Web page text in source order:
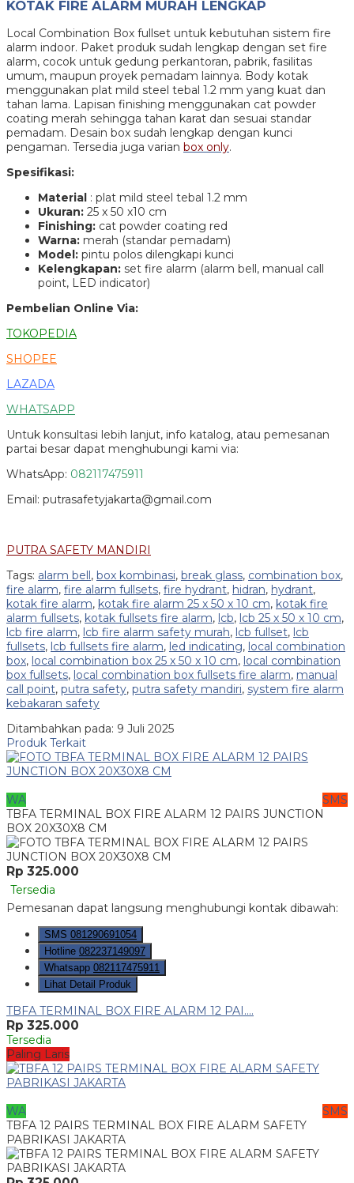
KOTAK FIRE ALARM MURAH LENGKAP
Local Combination Box fullset untuk kebutuhan sistem fire
alarm indoor. Paket produk sudah lengkap dengan set fire
alarm, cocok untuk gedung perkantoran, pabrik, fasilitas
umum, maupun proyek pemadam lainnya. Body kotak
menggunakan plat mild steel tebal 1.2 mm yang kuat dan
tahan lama. Lapisan finishing menggunakan cat powder
coating merah sehingga tahan karat dan sesuai standar
pemadam. Desain box sudah lengkap dengan kunci
pengaman. Tersedia juga varian box only.
Spesifikasi:
Material : plat mild steel tebal 1.2 mm
Ukuran: 25 x 50 x10 cm
Finishing: cat powder coating red
Warna: merah (standar pemadam)
Model: pintu polos dilengkapi kunci
Kelengkapan: set fire alarm (alarm bell, manual call
point, LED indicator)
Pembelian Online Via:
TOKOPEDIA
SHOPEE
LAZADA
WHATSAPP
Untuk konsultasi lebih lanjut, info katalog, atau pemesanan
partai besar dapat menghubungi kami via:
WhatsApp: 082117475911
Email: putrasafetyjakarta@gmail.com
PUTRA SAFETY MANDIRI
Tags: alarm bell , box kombinasi, break glass, combination box,
fire alarm, fire alarm fullsets, fire hydrant, hidran, hydrant,
kotak fire alarm, kotak fire alarm 25 x 50 x 10 cm, kotak fire
alarm fullsets, kotak fullsets fire alarm, lcb, lcb 25 x 50 x 10 cm,
lcb fire alarm, lcb fire alarm safety murah, lcb fullset, lcb
fullsets, lcb fullsets fire alarm, led indicating, local combination
box, local combination box 25 x 50 x 10 cm, local combination
box fullsets, local combination box fullsets fire alarm, manual
call point, putra safety, putra safety mandiri, system fire alarm
kebakaran safety
Ditambahkan pada: 9 Juli 2025
Produk Terkait
WA
SMS
TBFA TERMINAL BOX FIRE ALARM 12 PAIRS JUNCTION
BOX 20X30X8 CM
Rp 325.000
Tersedia
Pemesanan dapat langsung menghubungi kontak dibawah:
SMS 081290691054
Hotline 082237149097
Whatsapp 082117475911
Lihat Detail Produk
TBFA TERMINAL BOX FIRE ALARM 12 PAI....
Rp 325.000
Tersedia
Paling Laris
WA
SMS
TBFA 12 PAIRS TERMINAL BOX FIRE ALARM SAFETY
PABRIKASI JAKARTA